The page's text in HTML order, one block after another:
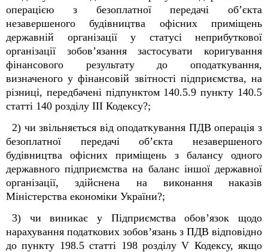
операцією з безоплатної передачі об’єкта
незавершеного будівництва офісних приміщень
державній організації у статусі неприбуткової
організації зобов’язання застосувати коригування
фінансового результату до оподаткування,
визначеного у фінансовій звітності підприємства, на
різниці, передбачені підпунктом 140.5.9 пункту 140.5
статті 140 розділу ІІІ Кодексу?;
2) чи звільняється від оподаткування ПДВ операція з
безоплатної передачі об’єкта незавершеного
будівництва офісних приміщень з балансу одного
державного підприємства на баланс іншої державної
організації, здійснена на виконання наказів
Міністерства економіки України?;
3) чи виникає у Підприємства обов’язок щодо
нарахування податкових зобов’язань з ПДВ відповідно
до пункту 198.5 статті 198 розділу V Кодексу, якщо